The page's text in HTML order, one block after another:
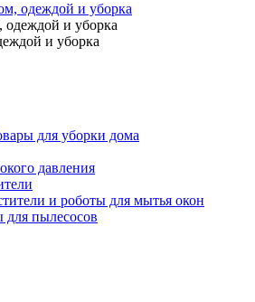
одеждой и уборка
одеждой и уборка
и уборка
для уборки дома
давления
и роботы для мытья окон
для пылесосов